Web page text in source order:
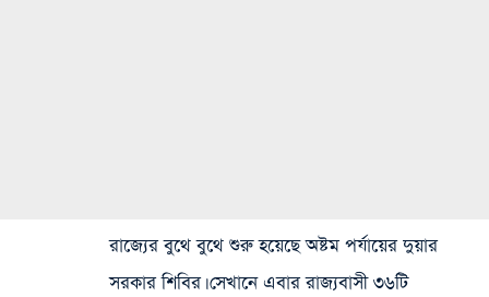
রাজ্যের বুথে বুথে শুরু হয়েছে অষ্টম পর্যায়ের দুয়ার
সরকার শিবির। সেখানে এবার রাজ্যবাসী ৩৬টি